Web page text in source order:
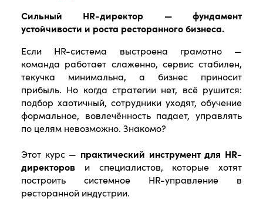
Сильный HR-директор — фундамент
устойчивости и роста ресторанного бизнеса.
Если HR-система выстроена грамотно —
команда работает слаженно, сервис стабилен,
текучка минимальна, а бизнес приносит
прибыль. Но когда стратегии нет, всё рушится:
подбор хаотичный, сотрудники уходят, обучение
формальное, вовлечённость падает, управлять
по целям невозможно. Знакомо?
Этот курс — практический инструмент для HR-
директоров и специалистов, которые хотят
построить системное HR-управление в
ресторанной индустрии.